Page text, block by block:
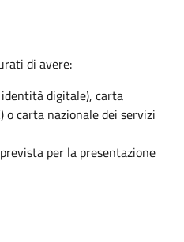
di avere:
digitale), carta
o carta nazionale dei servizi
per la presentazione